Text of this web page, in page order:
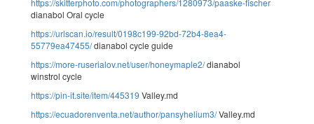
dianabol Oral cycle
https://urlscan.io/result/0198c199-92bd-72b4-8ea4-
55779ea47455/dianabol cycle guide
https://more-ruserialov.net/user/honeymaple2/dianabol
winstrol cycle
https://pin-it.site/item/445319 Valley.md
https://ecuadorenventa.net/author/pansyhelium3/Valley.md